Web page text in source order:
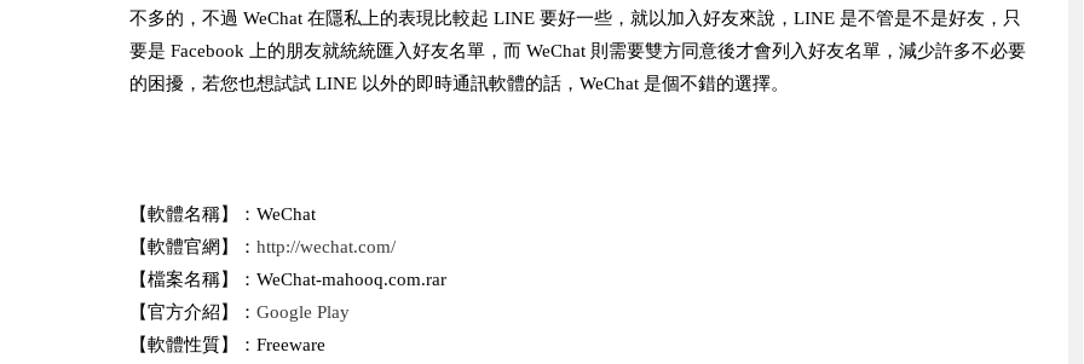
不多的，不過 WeChat 在隱私上的表現比較起 LINE 要好一些，就以加入好友來說，LINE 是不管是不是好友，只
要是 Facebook 上的朋友就統統匯入好友名單，而 WeChat 則需要雙方同意後才會列入好友名單，減少許多不必要
的困擾，若您也想試試 LINE 以外的即時通訊軟體的話，WeChat 是個不錯的選擇。
【軟體名稱】：WeChat
【軟體官網】： http://wechat.com/
【檔案名稱】：WeChat-mahooq.com.rar
【官方介紹】： Google Play
【軟體性質】：Freeware